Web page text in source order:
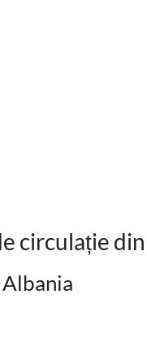
circulație